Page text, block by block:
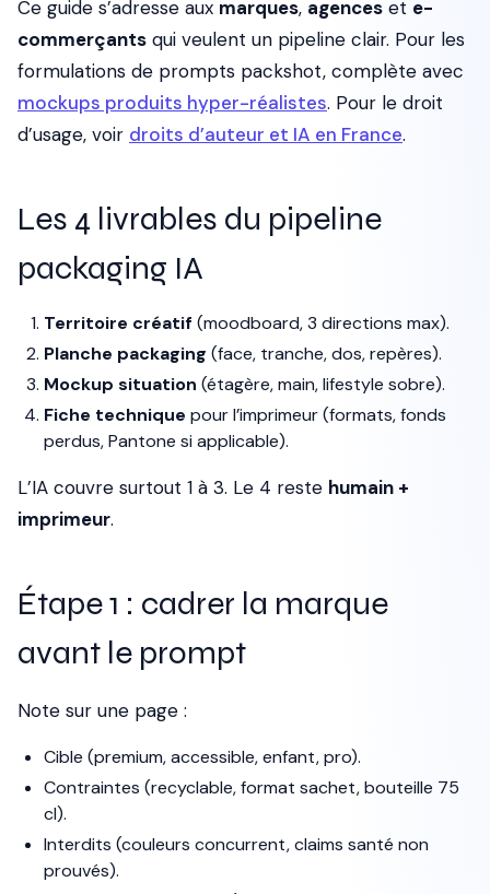
Ce guide s’adresse aux marques, agences et e-
commerçants qui veulent un pipeline clair. Pour les
formulations de prompts packshot, complète avec
mockups produits hyper-réalistes. Pour le droit
d’usage, voir droits d’auteur et IA en France.
Les 4 livrables du pipeline
packaging IA
Territoire créatif (moodboard, 3 directions max).
Planche packaging (face, tranche, dos, repères).
Mockup situation (étagère, main, lifestyle sobre).
Fiche technique pour l’imprimeur (formats, fonds
perdus, Pantone si applicable).
L’IA couvre surtout 1 à 3. Le 4 reste humain +
imprimeur.
Étape 1 : cadrer la marque
avant le prompt
Note sur une page :
Cible (premium, accessible, enfant, pro).
Contraintes (recyclable, format sachet, bouteille 75
cl).
Interdits (couleurs concurrent, claims santé non
prouvés).